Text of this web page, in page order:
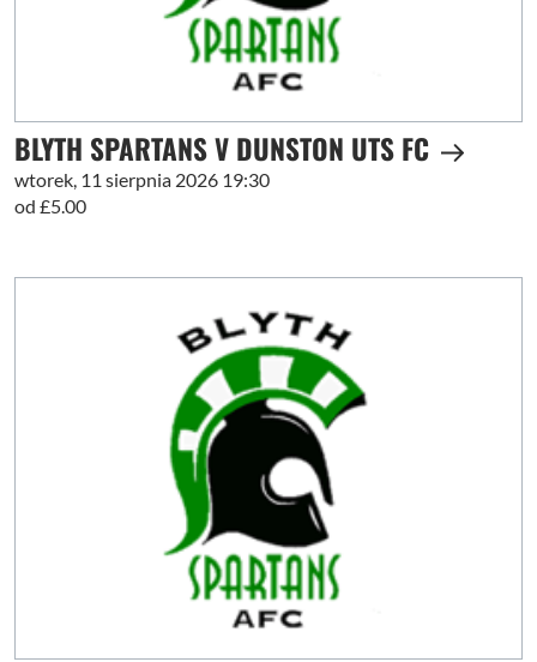
BLYTH SPARTANS V DUNSTON UTS FC
wtorek, 11 sierpnia 2026 19:30
od £5.00